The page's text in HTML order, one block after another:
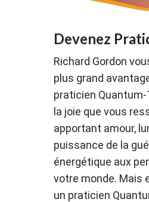
Devenez
Richard Gordon
plus grand
praticien
la joie que vous
apportant amour,
puissance de la
énergétique aux
votre monde. Mais
un praticien